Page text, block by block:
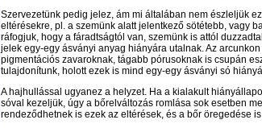
Szervezetünk pedig jelez, ám mi általában nem észleljük
eltérésekre, pl. a szemünk alatt jelentkező sötétebb, vagy
ráfogjuk, hogy a fáradtságtól van, szemünk is attól
jelek egy-egy ásványi anyag hiányára utalnak. Az
pigmentációs zavaroknak, tágabb pórusoknak is csupán
tulajdonítunk, holott ezek is mind egy-egy ásványi só
A hajhullással ugyanez a helyzet. Ha a kialakult
sóval kezeljük, úgy a bőrelváltozás romlása sok esetben
rendeződhetnek is ezek az eltérések, és a bőr öregedése